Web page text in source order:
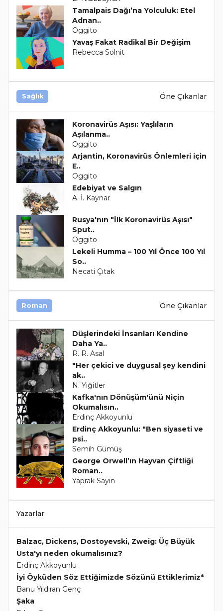
Tamalpais Dağı’na Yolculuk: Etel
Adnan..
Oggito
Yavaş Fakat Radikal Bir Değişim
Rebecca Solnit
Sağlık Öne Çıkanlar
Koronavirüs Aşısı: Yaşlıların
Aşılanma..
Oggito
Arjantin, Koronavirüs Önlemleri için
E..
Oggito
Edebiyat ve Salgın
A. İ. Kaynar
Rusya'nın "İlk Koronavirüs Aşısı"
Sput..
Oggito
Lekeli Humma – 100 Yıl Önce 100 Yıl
So..
Necati Çıtak
Roman Öne Çıkanlar
Düşlerindeki İnsanları Kendine
Daha Ya..
R. R. Asal
"Her çekici ve duygusal şey kendini
ak..
N. Yiğitler
Kafka'nın Dönüşüm'ünü Niçin
Okumalısın..
Erdinç Akkoyunlu
Erdinç Akkoyunlu: "Ben siyaseti ve
psi..
Semih Gümüş
George Orwell’ın Hayvan Çiftliği
Roman..
Yaprak Sayın
Yazarlar
Balzac, Dickens, Dostoyevski, Zweig: Üç Büyük
Usta'yı neden okumalısınız?
Erdinç Akkoyunlu
İyi Öyküden Söz Ettiğimizde Sözünü Ettiklerimiz*
Banu Yıldıran Genç
Şaka